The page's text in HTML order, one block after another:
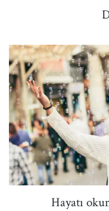
PIN IT
Hayatı